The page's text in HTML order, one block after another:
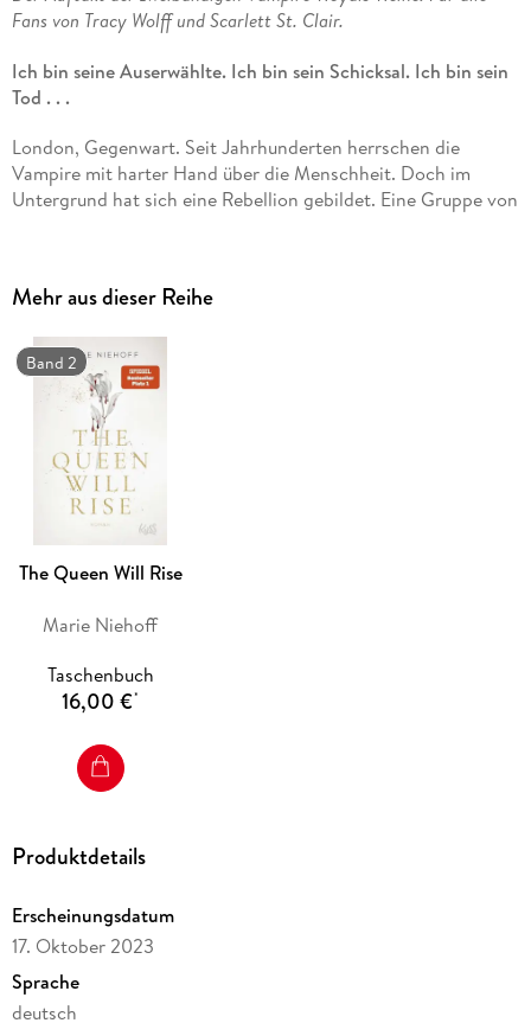
Fans von Tracy Wolff und Scarlett St. Clair.
Ich bin seine Auserwählte. Ich bin sein Schicksal. Ich bin sein
Tod . . .
London, Gegenwart. Seit Jahrhunderten herrschen die
Vampire mit harter Hand über die Menschheit. Doch im
Untergrund hat sich eine Rebellion gebildet. Eine Gruppe von
vorbereitet. Mit ihr hat die Rebellion erstmals die Chance,
Vampirkönigs, einzuschleusen. An jeder Wintersonnenwende
wählt der König eine neue Blutbraut aus, von der er sich
nähren wird. Und dieses Jahr gehört Florence zu den
Kandidatinnen. Sie soll ihn dazu bringen, sich für sie zu
entscheiden, sie zu begehren, ihr zu vertrauen. Und sie wird
all das gegen ihn benutzen, um ihn zu töten. Es sei denn, ihr
eigenes Herz verrät sie . . .
Nominiert für den TikTok Book Award in der Kategorie
#BookTok Community Buch des Jahres 2024 (Shortlist)
Mehr aus dieser Reihe
Band 2
The Queen Will Rise
Marie Niehoff
Taschenbuch
16,00 €*
Produktdetails
Erscheinungsdatum
17. Oktober 2023
Sprache
deutsch